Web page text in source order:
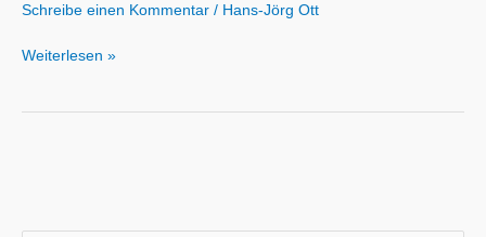
Schreibe einen Kommentar / Hans-Jörg Ott
img_0139
Weiterlesen »